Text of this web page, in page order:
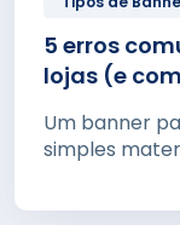
5 erros
lojas (e
Um banner
simples